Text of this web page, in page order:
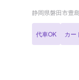
当店は分解整備
任せください！
で対応いたします。 <<アクセス情報>> バロー磐田店の
当店はございます。 <<待合室もご用意しております>>
室、自動販売機
静岡県磐田市豊
代車OK カー